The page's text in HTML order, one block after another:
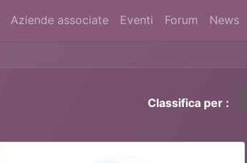
Aziende associate Eventi Forum News
Classifica per :